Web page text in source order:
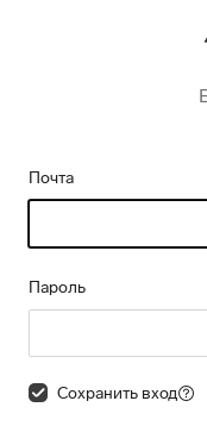
Почта
Пароль
Сохранить вход